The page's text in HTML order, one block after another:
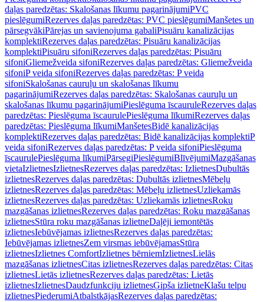
daļas paredzētas: Skalošanas līkumu pagarinājumiPVC
pieslēgumiRezerves daļas paredzētas: PVC pieslēgumiManšetes un
pārsegvākiPārejas un savienojuma gabaliPisuāru kanalizācijas
komplektiRezerves daļas paredzētas: Pisuāru kanalizācijas
komplektiPisuāru sifoniRezerves daļas paredzētas: Pisuāru
sifoniGliemežveida sifoniRezerves daļas paredzētas: Gliemežveida
sifoniP veida sifoniRezerves daļas paredzētas: P veida
sifoniSkalošanas cauruļu un skalošanas līkumu
pagarinājumiRezerves daļas paredzētas: Skalošanas cauruļu un
skalošanas līkumu pagarinājumiPieslēguma īscauruleRezerves daļas
paredzētas: Pieslēguma īscaurulePieslēguma līkumiRezerves daļas
paredzētas: Pieslēguma līkumiManšetesBidē kanalizācijas
komplektiRezerves daļas paredzētas: Bidē kanalizācijas komplektiP
veida sifoniRezerves daļas paredzētas: P veida sifoniPieslēguma
īscaurulePieslēguma līkumiPārsegiPieslēgumiBlīvējumiMazgāšanas
vietaIzlietnesIzlietnesRezerves daļas paredzētas: IzlietnesDubultās
izlietnesRezerves daļas paredzētas: Dubultās izlietnesMēbeļu
izlietnesRezerves daļas paredzētas: Mēbeļu izlietnesUzliekamās
izlietnesRezerves daļas paredzētas: Uzliekamās izlietnesRoku
mazgāšanas izlietnesRezerves daļas paredzētas: Roku mazgāšanas
izlietnesStūra roku mazgāšanas izlietneDaļēji iemontētās
izlietnesIebūvējamas izlietnesRezerves daļas paredzētas:
Iebūvējamas izlietnesZem virsmas iebūvējamasStūra
izlietnesIzlietnes ComfortIzlietnes bērniemIzlietnesLielās
mazgāšanas izlietnesCitas izlietnesRezerves daļas paredzētas: Citas
izlietnesLietās izlietnesRezerves daļas paredzētas: Lietās
izlietnesIzlietnesDaudzfunkciju izlietnesĢipša izlietneKlašu telpu
izlietnesPiederumiAtbalstkājasRezerves daļas paredzētas: